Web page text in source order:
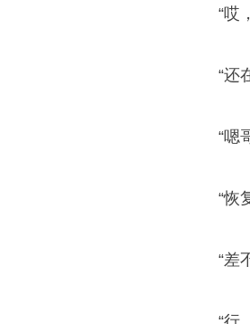
“哎
“还
“嗯
“恢
“差